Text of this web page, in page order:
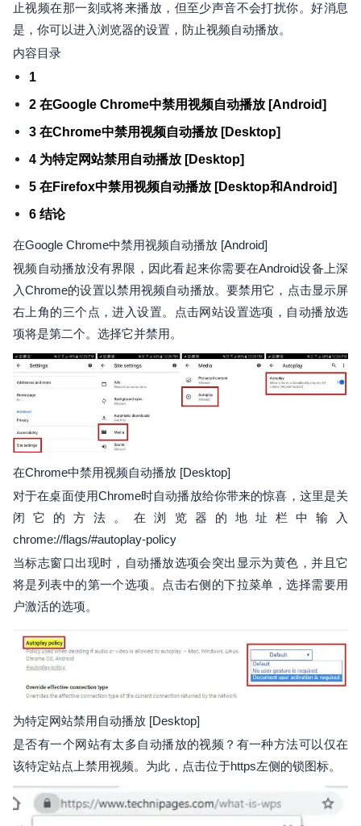
止视频在那一刻或将来播放，但至少声音不会打扰你。好消息
是，你可以进入浏览器的设置，防止视频自动播放。
内容目录
1
2 在Google Chrome中禁用视频自动播放 [Android]
3 在Chrome中禁用视频自动播放 [Desktop]
4 为特定网站禁用自动播放 [Desktop]
5 在Firefox中禁用视频自动播放 [Desktop和Android]
6 结论
在Google Chrome中禁用视频自动播放 [Android]
视频自动播放没有界限，因此看起来你需要在Android设备上深
入Chrome的设置以禁用视频自动播放。要禁用它，点击显示屏
右上角的三个点，进入设置。点击网站设置选项，自动播放选
项将是第二个。选择它并禁用。
在Chrome中禁用视频自动播放 [Desktop]
对于在桌面使用Chrome时自动播放给你带来的惊喜，这里是关
闭它的方法。在浏览器的地址栏中输入
chrome://flags/#autoplay-policy
当标志窗口出现时，自动播放选项会突出显示为黄色，并且它
将是列表中的第一个选项。点击右侧的下拉菜单，选择需要用
户激活的选项。
为特定网站禁用自动播放 [Desktop]
是否有一个网站有太多自动播放的视频？有一种方法可以仅在
该特定站点上禁用视频。为此，点击位于https左侧的锁图标。